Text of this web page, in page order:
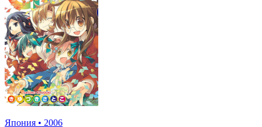
Япония • 2006